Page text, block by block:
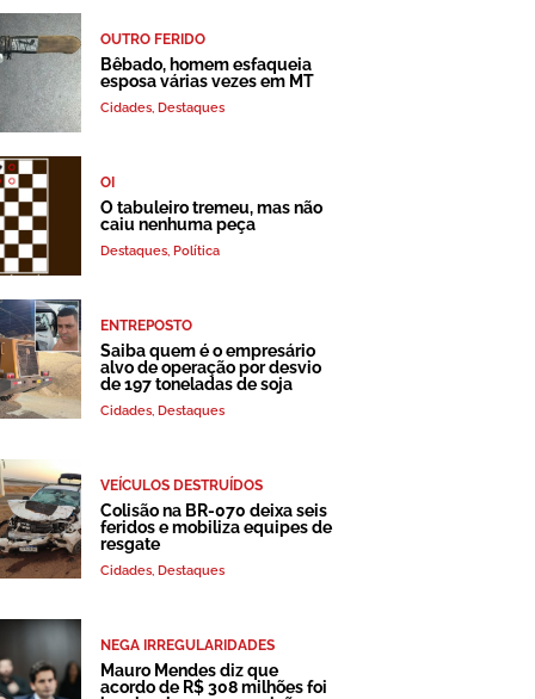
OUTRO FERIDO
Bêbado, homem esfaqueia
esposa várias vezes em MT
Cidades, Destaques
OI
O tabuleiro tremeu, mas não
caiu nenhuma peça
Destaques, Política
ENTREPOSTO
Saiba quem é o empresário
alvo de operação por desvio
de 197 toneladas de soja
Cidades, Destaques
VEÍCULOS DESTRUÍDOS
Colisão na BR-070 deixa seis
feridos e mobiliza equipes de
resgate
Cidades, Destaques
NEGA IRREGULARIDADES
Mauro Mendes diz que
acordo de R$ 308 milhões foi